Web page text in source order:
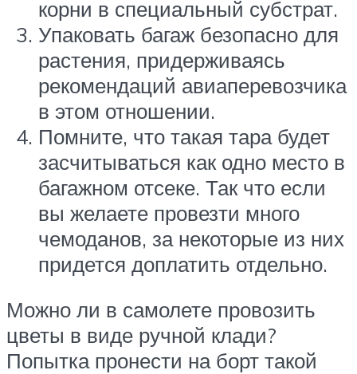
корни в специальный субстрат.
Упаковать багаж безопасно для
растения, придерживаясь
рекомендаций авиаперевозчика
в этом отношении.
Помните, что такая тара будет
засчитываться как одно место в
багажном отсеке. Так что если
вы желаете провезти много
чемоданов, за некоторые из них
придется доплатить отдельно.
Можно ли в самолете провозить
цветы в виде ручной клади?
Попытка пронести на борт такой